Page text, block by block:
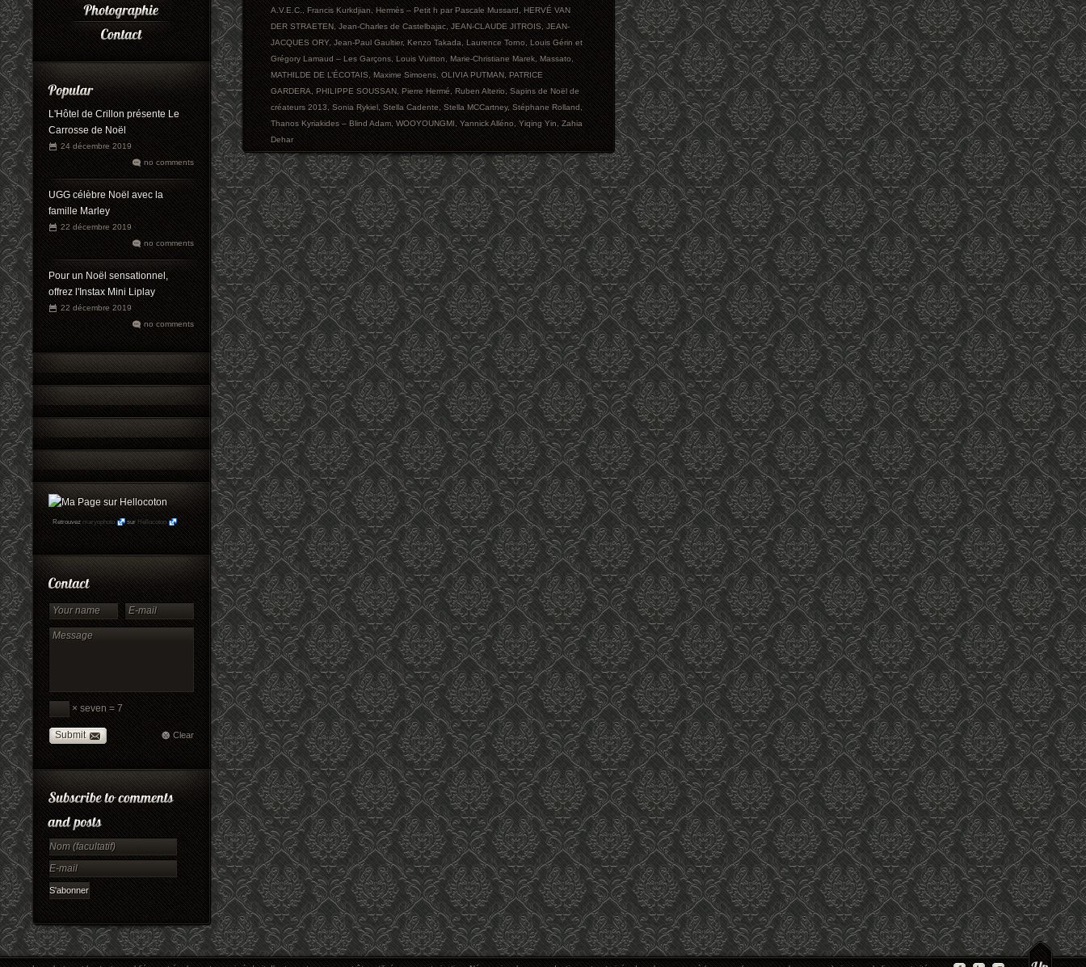
L'Hôtel de Crillon présente Le
Carrosse de Noël
24 décembre 2019
no comments
UGG célèbre Noël avec la
famille Marley
22 décembre 2019
no comments
Pour un Noël sensationnel,
offrez l'Instax Mini Liplay
22 décembre 2019
no comments
Retrouvez maryophoto sur Hellocoton
× seven = 7
Submit Clear
A.V.E.C.,Francis Kurkdjian,Hermès – Petit h par Pascale Mussard,HERVÉ VAN
DER STRAETEN,Jean-Charles de Castelbajac,JEAN-CLAUDE JITROIS,JEAN-
JACQUES ORY,Jean-Paul Gaultier,Kenzo Takada,Laurence Torno,Louis Gérin et
Grégory Lamaud – Les Garçons,Louis Vuitton,Marie-Christiane Marek,Massato,
MATHILDE DE L’ÉCOTAIS,Maxime Simoens,OLIVIA PUTMAN,PATRICE
GARDERA,PHILIPPE SOUSSAN,Pierre Hermé,Ruben Alterio,Sapins de Noël de
créateurs 2013,Sonia Rykiel,Stella Cadente,Stella MCCartney,Stéphane Rolland,
Thanos Kyriakides – Blind Adam,WOOYOUNGMI,Yannick Alléno,Yiqing Yin,Zahia
Dehar